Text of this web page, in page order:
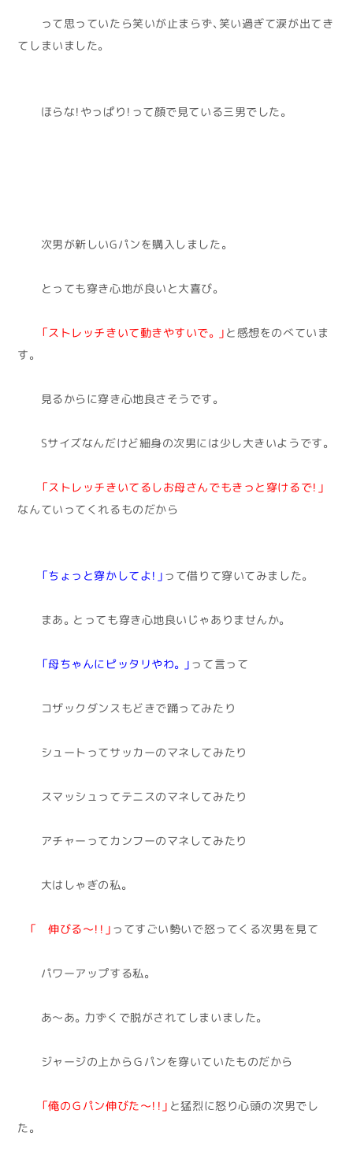
って思っていたら笑いが止まらず、笑い過ぎて涙が出てき
てしまいました。
ほらな！やっぱり！って顔で見ている三男でした。
次男が新しいGパンを購入しました。
とっても穿き心地が良いと大喜び。
「ストレッチきいて動きやすいで。」 と感想をのべていま
す。
見るからに穿き心地良さそうです。
Sサイズなんだけど細身の次男には少し大きいようです。
「ストレッチきいてるしお母さんでもきっと穿けるで！」
なんていってくれるものだから
「ちょっと穿かしてよ！」 って借りて穿いてみました。
まあ。とっても穿き心地良いじゃありませんか。
「母ちゃんにピッタリやわ。」 って言って
コザックダンスもどきで踊ってみたり
シュートってサッカーのマネしてみたり
スマッシュってテニスのマネしてみたり
アチャーってカンフーのマネしてみたり
大はしゃぎの私。
「 伸びる～！！」 ってすごい勢いで怒ってくる次男を見て
パワーアップする私。
あ～あ。力ずくで脱がされてしまいました。
ジャージの上からＧパンを穿いていたものだから
「俺のＧパン伸びた～！！」 と猛烈に怒り心頭の次男でし
た。